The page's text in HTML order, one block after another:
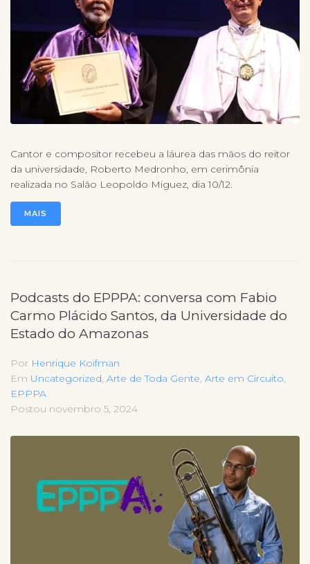
Cantor e compositor recebeu a láurea das mãos do reitor
da universidade, Roberto Medronho, em cerimônia
realizada no Salão Leopoldo Miguez, dia 10/12.
MAIS
Podcasts do EPPPA: conversa com Fabio
Carmo Plácido Santos, da Universidade do
Estado do Amazonas
Por Henrique Koifman
Em Uncategorized, Arte de Toda Gente, Arte em Circuito,
EPPPA
Postou novembro 5, 2024